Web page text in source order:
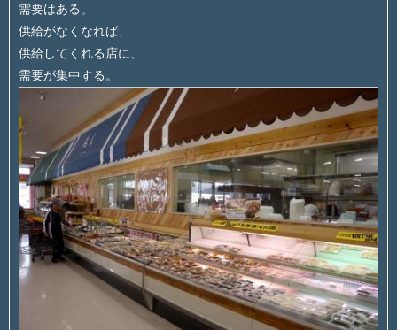
需要はある。
供給がなくなれば、
供給してくれる店に、
需要が集中する。